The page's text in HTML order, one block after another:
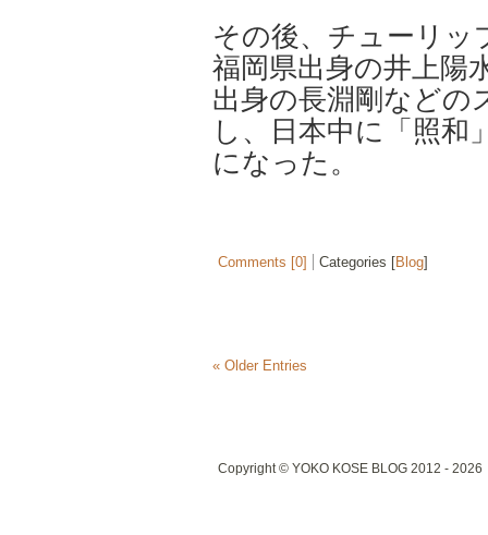
その後、 チューリッ
福岡県出身の井上陽
出身の長淵剛 などの
し、日本中に「照和
になった。
Comments [0] Categories [Blog]
« Older Entries
Copyright © YOKO KOSE BLOG 2012 - 2026